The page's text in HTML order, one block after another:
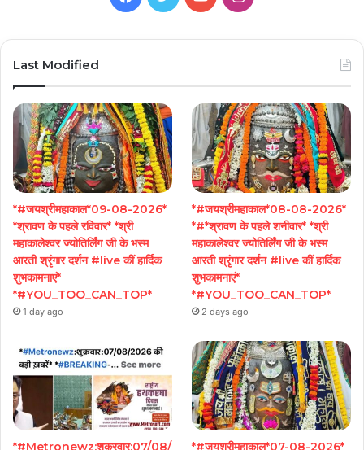
Last Modified
*#जयश्रीमहाकाल*09-08-2026*
*श्रावण के पहले रविवार* *श्री
महाकालेश्वर ज्योतिर्लिंग जी के भस्म
आरती श्रृंगार दर्शन #live कीं हार्दिक
शुभकामनाएं*
*#YOU_TOO_CAN_TOP*
1 day ago
*#जयश्रीमहाकाल*08-08-2026*
*#*श्रावण के पहले शनीवार* *श्री
महाकालेश्वर ज्योतिर्लिंग जी के भस्म
आरती श्रृंगार दर्शन #live कीं हार्दिक
शुभकामनाएं*
*#YOU_TOO_CAN_TOP*
2 days ago
*#Metronewz:शुक्रवार:07/08/ *#जयश्रीमहाकाल*07-08-2026*